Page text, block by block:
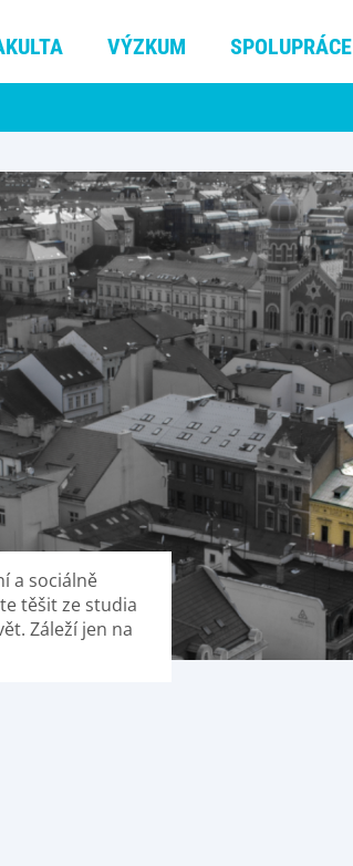
VÝZKUM SPOLUPRÁCE
a sociálně
těšit ze studia
Záleží jen na